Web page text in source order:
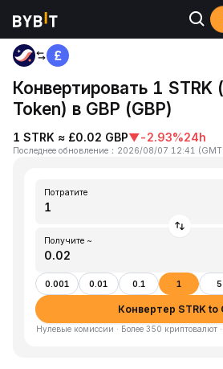
Главная
Конвертировать 1 STRK
Token) в GBP (GBP)
1 STRK ≈ £0.02 GBP▼-2.93%24h
Последнее обновление ： 2026/08/07 12:41 (
Потратите
Получите ~
0.001 0.01 0.1 1 5
Конвертер STRK to
Нулевые комиссии · Более 350 криптовалют